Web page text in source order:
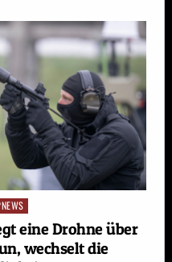
eine Drohne über
wechselt die